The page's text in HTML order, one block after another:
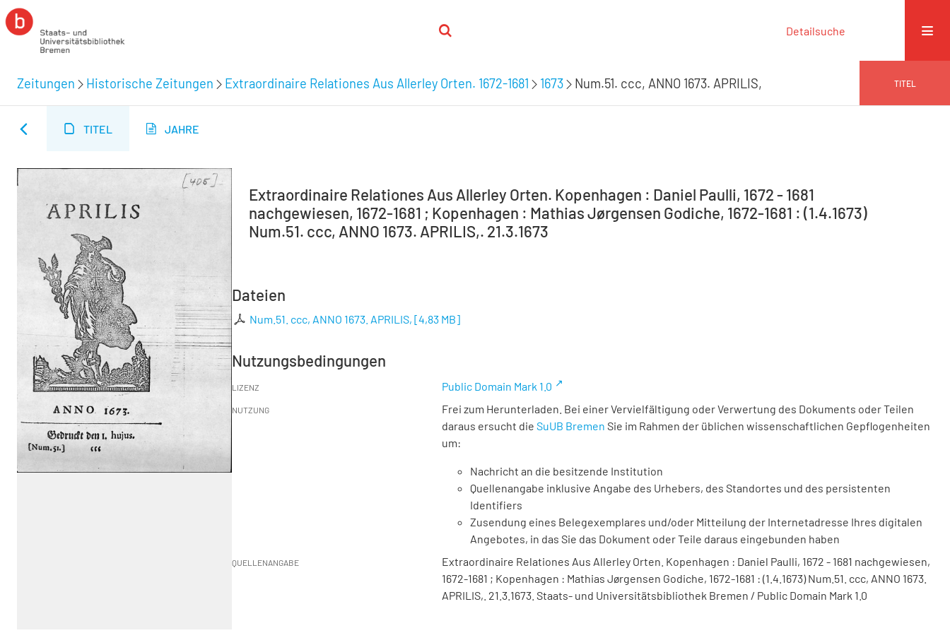
Detailsuche
Zeitungen Historische Zeitungen Extraordinaire Relationes Aus Allerley Orten. 1672-1681 1673 Num.51. ccc, ANNO 1673. APRILIS, TITEL
TITEL JAHRE
Extraordinaire Relationes Aus Allerley Orten. Kopenhagen : Daniel Paulli, 1672 - 1681
nachgewiesen, 1672-1681 ; Kopenhagen : Mathias Jørgensen Godiche, 1672-1681 : (1.4.1673)
Num.51. ccc, ANNO 1673. APRILIS,. 21.3.1673
Dateien
Num.51. ccc, ANNO 1673. APRILIS, [4,83 MB]
Nutzungsbedingungen
LIZENZ Public Domain Mark 1.0
NUTZUNG
Frei zum Herunterladen. Bei einer Vervielfältigung oder Verwertung des Dokuments oder Teilen
daraus ersucht die SuUB Bremen Sie im Rahmen der üblichen wissenschaftlichen Gepflogenheiten
um:
Nachricht an die besitzende Institution
Quellenangabe inklusive Angabe des Urhebers, des Standortes und des persistenten
Identifiers
Zusendung eines Belegexemplares und/oder Mitteilung der Internetadresse Ihres digitalen
Angebotes, in das Sie das Dokument oder Teile daraus eingebunden haben
QUELLENANGABE
Extraordinaire Relationes Aus Allerley Orten. Kopenhagen : Daniel Paulli, 1672 - 1681 nachgewiesen,
1672-1681 ; Kopenhagen : Mathias Jørgensen Godiche, 1672-1681 : (1.4.1673) Num.51. ccc, ANNO 1673.
APRILIS,. 21.3.1673. Staats- und Universitätsbibliothek Bremen / Public Domain Mark 1.0